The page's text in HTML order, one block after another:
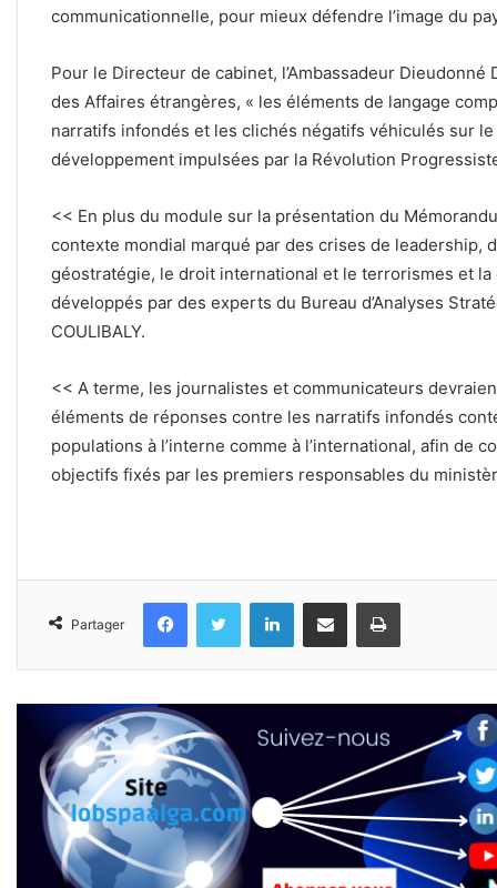
communicationnelle, pour mieux défendre l’image du
Pour le Directeur de cabinet, l’Ambassadeur
des Affaires étrangères, « les éléments de langage
narratifs infondés et les clichés négatifs véhiculés sur
développement impulsées par la Révolution
<< En plus du module sur la présentation du
contexte mondial marqué par des crises de leadership,
géostratégie, le droit international et le terrorismes et la
développés par des experts du Bureau d’Analyses
COULIBALY.
<< A terme, les journalistes et communicateurs
éléments de réponses contre les narratifs infondés
populations à l’interne comme à l’international, afin de
objectifs fixés par les premiers responsables du
Partager
FacebookTwitter LinkedinPartager par email Imprimer